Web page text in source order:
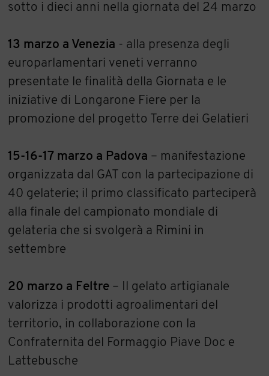
sotto i dieci anni nella giornata del 24 marzo
13 marzo a Venezia - alla presenza degli
europarlamentari veneti verranno
presentate le finalità della Giornata e le
iniziative di Longarone Fiere per la
promozione del progetto Terre dei Gelatieri
15-16-17 marzo a Padova – manifestazione
organizzata dal GAT con la partecipazione di
40 gelaterie; il primo classificato parteciperà
alla finale del campionato mondiale di
gelateria che si svolgerà a Rimini in
settembre
20 marzo a Feltre – Il gelato artigianale
valorizza i prodotti agroalimentari del
territorio, in collaborazione con la
Confraternita del Formaggio Piave Doc e
Lattebusche